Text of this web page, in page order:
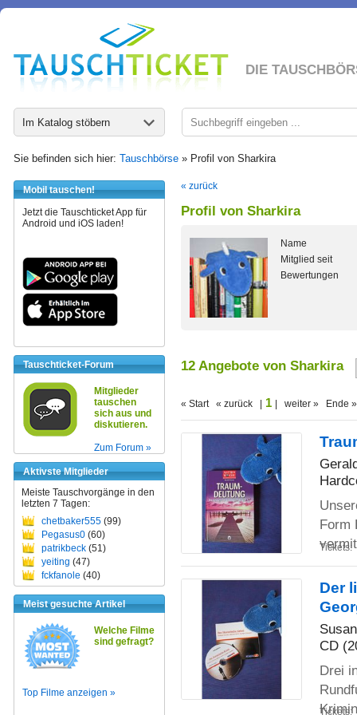
DIE
Im Katalog stöbern
Sie befinden sich hier: Tauschbörse » Profil von Sharkira
Mobil tauschen!
Jetzt die Tauschticket App für
Android und iOS laden!
Tauschticket-Forum
Mitglieder
tauschen
sich aus und
diskutieren.
Zum Forum »
Aktivste Mitglieder
Meiste Tauschvorgänge in den
letzten 7 Tagen:
chetbaker555 (99)
Pegasus0 (60)
patrikbeck (51)
yeiting (47)
fckfanole (40)
Meist gesuchte Artikel
Welche Filme
sind gefragt?
Top Filme anzeigen »
« zurück
Profil von Sharkira
Name
Mitglied seit
Bewertungen
12 Angebote von Sharkira
« Start « zurück | 1 | weiter » Ende »
Form
Tickets:
Der
CD
Drei
Tickets: